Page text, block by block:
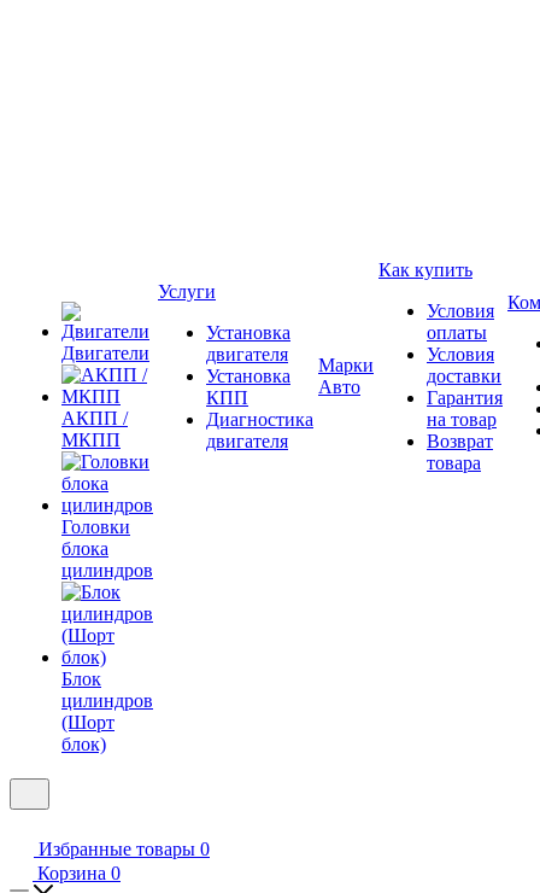
Двигатели
АКПП /
МКПП
Головки
блока
цилиндров
Блок
цилиндров
(Шорт
блок)
Услуги
Установка
двигателя
Установка
КПП
Диагностика
двигателя
Марки
Авто
Как купить
Условия
оплаты
Условия
доставки
Гарантия
на товар
Возврат
товара
Избранные товары 0
Корзина 0